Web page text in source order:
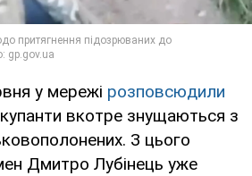
у мережі розповсюдили
вкотре знущаються з
З цього
Дмитро Лубінець уже